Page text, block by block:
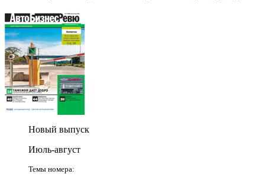
Новый выпуск
Июль-август
Темы номера: